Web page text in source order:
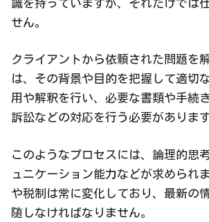
識を持っていますが、それだけでは
せん。
クライアントから依頼された問題を
は、その背景や目的を把握して適切
用や解釈を行い、必要な書類や手続
訴訟などの対応を行う必要があります
このようなプロセスには、論理的思
ュニケーション能力などが求められ
や税制は常に変化しており、最新の
随しなければなりません。